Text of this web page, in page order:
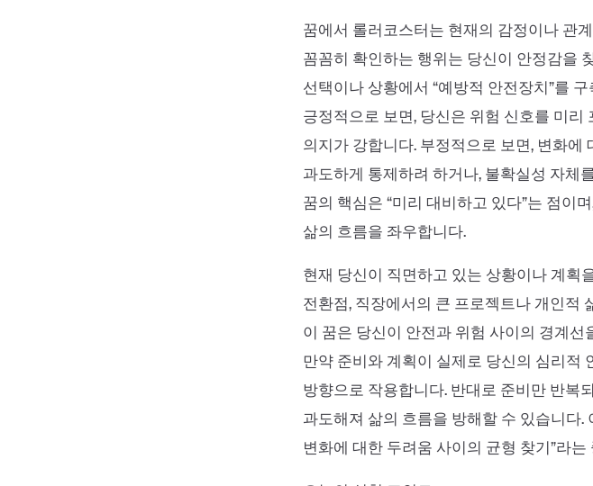
꿈에서 롤러코스터는 현재의 감정이나 관
꼼꼼히 확인하는 행위는 당신이 안정감을
선택이나 상황에서 “예방적 안전장치”를
긍정적으로 보면, 당신은 위험 신호를 미
의지가 강합니다. 부정적으로 보면, 변화
과도하게 통제하려 하거나, 불확실성 자체
꿈의 핵심은 “미리 대비하고 있다”는 점이
삶의 흐름을 좌우합니다.
현재 당신이 직면하고 있는 상황이나 계획
전환점, 직장에서의 큰 프로젝트나 개인적
이 꿈은 당신이 안전과 위험 사이의 경계
만약 준비와 계획이 실제로 당신의 심리적
방향으로 작용합니다. 반대로 준비만 반복
과도해져 삶의 흐름을 방해할 수 있습니다.
변화에 대한 두려움 사이의 균형 찾기”라